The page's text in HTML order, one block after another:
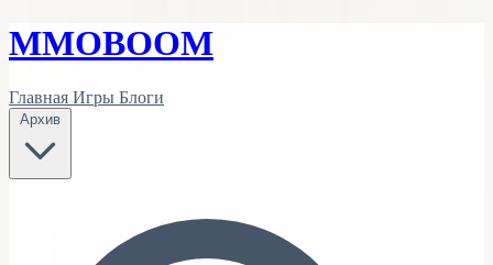
MMOBOOM
Главная Игры Блоги
Архив